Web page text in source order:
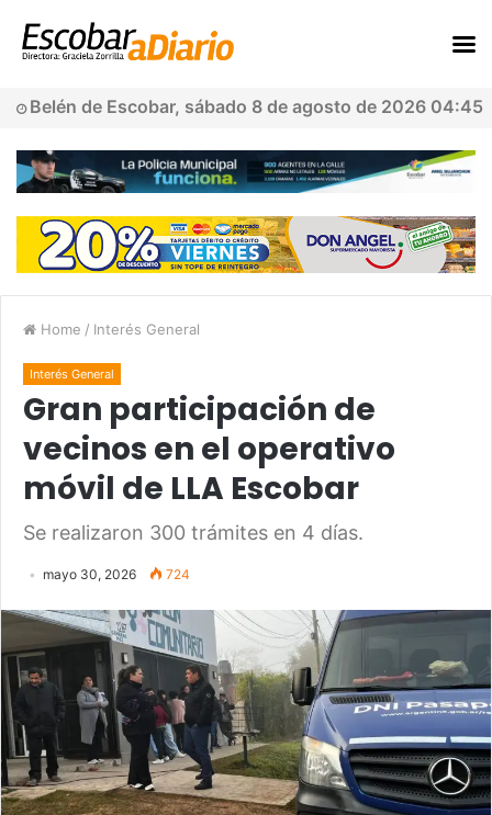
Belén de Escobar, sábado 8 de agosto de 2026 04:45
Home / Interés General
Interés General
Gran participación de
vecinos en el operativo
móvil de LLA Escobar
Se realizaron 300 trámites en 4 días.
mayo 30, 2026 724